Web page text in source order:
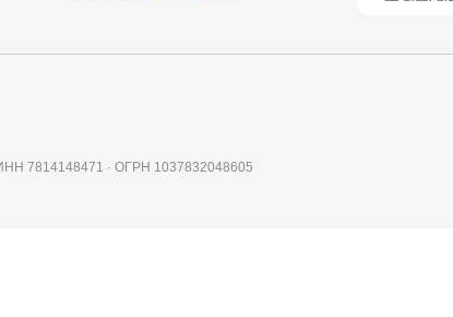
7814148471 · ОГРН 1037832048605